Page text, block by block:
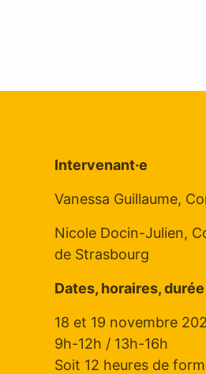
Intervenant·e
Vanessa Guillaume,
Nicole Docin-Julien,
de Strasbourg
Dates, horaires, durée
18 et 19 novembre
9h-12h / 13h-16h
Soit 12 heures de